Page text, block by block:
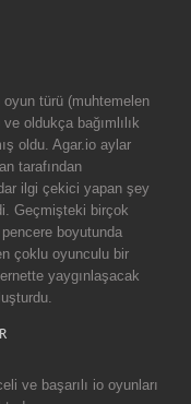
türü (muhtemelen
oldukça bağımlılık
oldu. Agar.io aylar
tarafından
ilgi çekici yapan şey
Geçmişteki birçok
boyutunda
çoklu oyunculu bir
yaygınlaşacak
ve başarılı io oyunları